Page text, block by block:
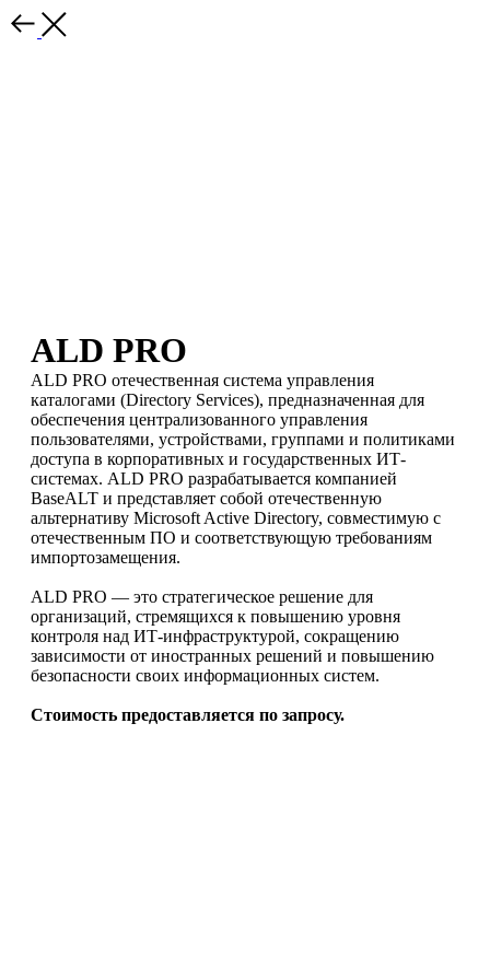
ALD PRO
ALD PRO отечественная система управления
каталогами (Directory Services), предназначенная для
обеспечения централизованного управления
пользователями, устройствами, группами и политиками
доступа в корпоративных и государственных ИТ-
системах. ALD PRO разрабатывается компанией
BaseALT и представляет собой отечественную
альтернативу Microsoft Active Directory, совместимую с
отечественным ПО и соответствующую требованиям
импортозамещения.
ALD PRO — это стратегическое решение для
организаций, стремящихся к повышению уровня
контроля над ИТ-инфраструктурой, сокращению
зависимости от иностранных решений и повышению
безопасности своих информационных систем.
Стоимость предоставляется по запросу.